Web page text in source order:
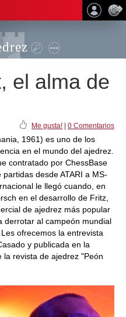
el alma de
Me gusta! 0 Comentarios
1961) es uno de los
en el mundo del ajedrez.
contratado por ChessBase
desde ATARI a MS-
le llegó cuando, en
en el desarrollo de Fritz,
de ajedrez más popular
derrotar al campeón mundial
ofrecemos la entrevista
y publicada en la
revista de ajedrez "Peón